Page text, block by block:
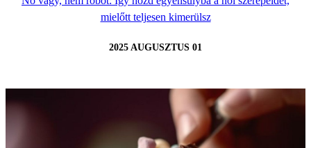
mielőtt teljesen kimerülsz
2025 AUGUSZTUS 01